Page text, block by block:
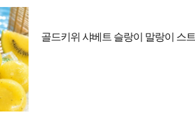
골드키위 샤베트 슬랑이 말랑이 스